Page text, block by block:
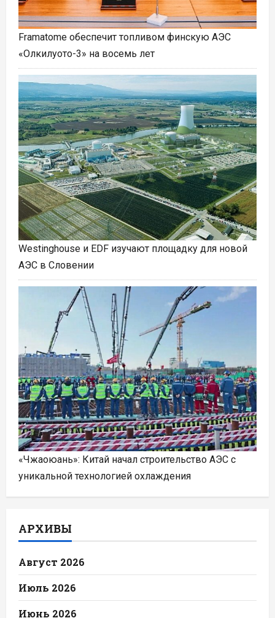
Framatome обеспечит топливом финскую АЭС
«Олкилуото-3» на восемь лет
Westinghouse и EDF изучают площадку для новой
АЭС в Словении
«Чжаоюань»: Китай начал строительство АЭС с
уникальной технологией охлаждения
АРХИВЫ
Август 2026
Июль 2026
Июнь 2026